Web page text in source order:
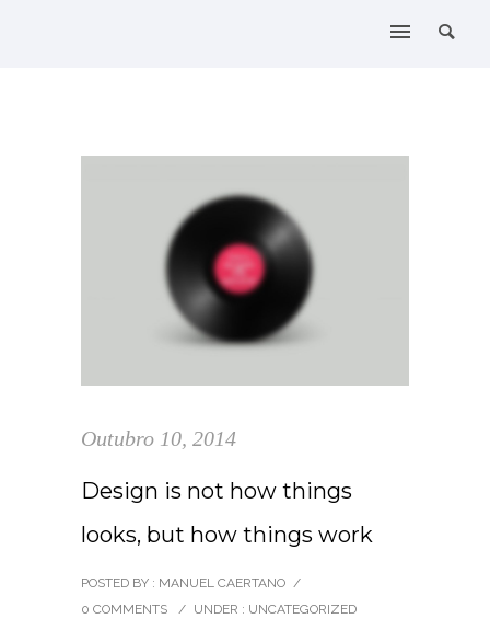
Outubro 10, 2014
Design is not how things
looks, but how things work
POSTED BY : MANUEL CAERTANO /
0 COMMENTS
/ UNDER : UNCATEGORIZED